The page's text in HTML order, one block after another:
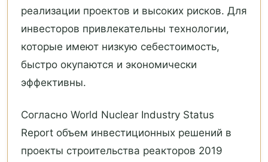
реализации проектов и высоких рисков. Для
инвесторов привлекательны технологии,
которые имеют низкую себестоимость,
быстро окупаются и экономически
эффективны.
Согласно World Nuclear Industry Status
Report объем инвестиционных решений в
проекты строительства реакторов 2019